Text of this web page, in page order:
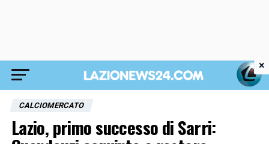
CALCIOMERCATO
Lazio, primo successo di Sarri:
×